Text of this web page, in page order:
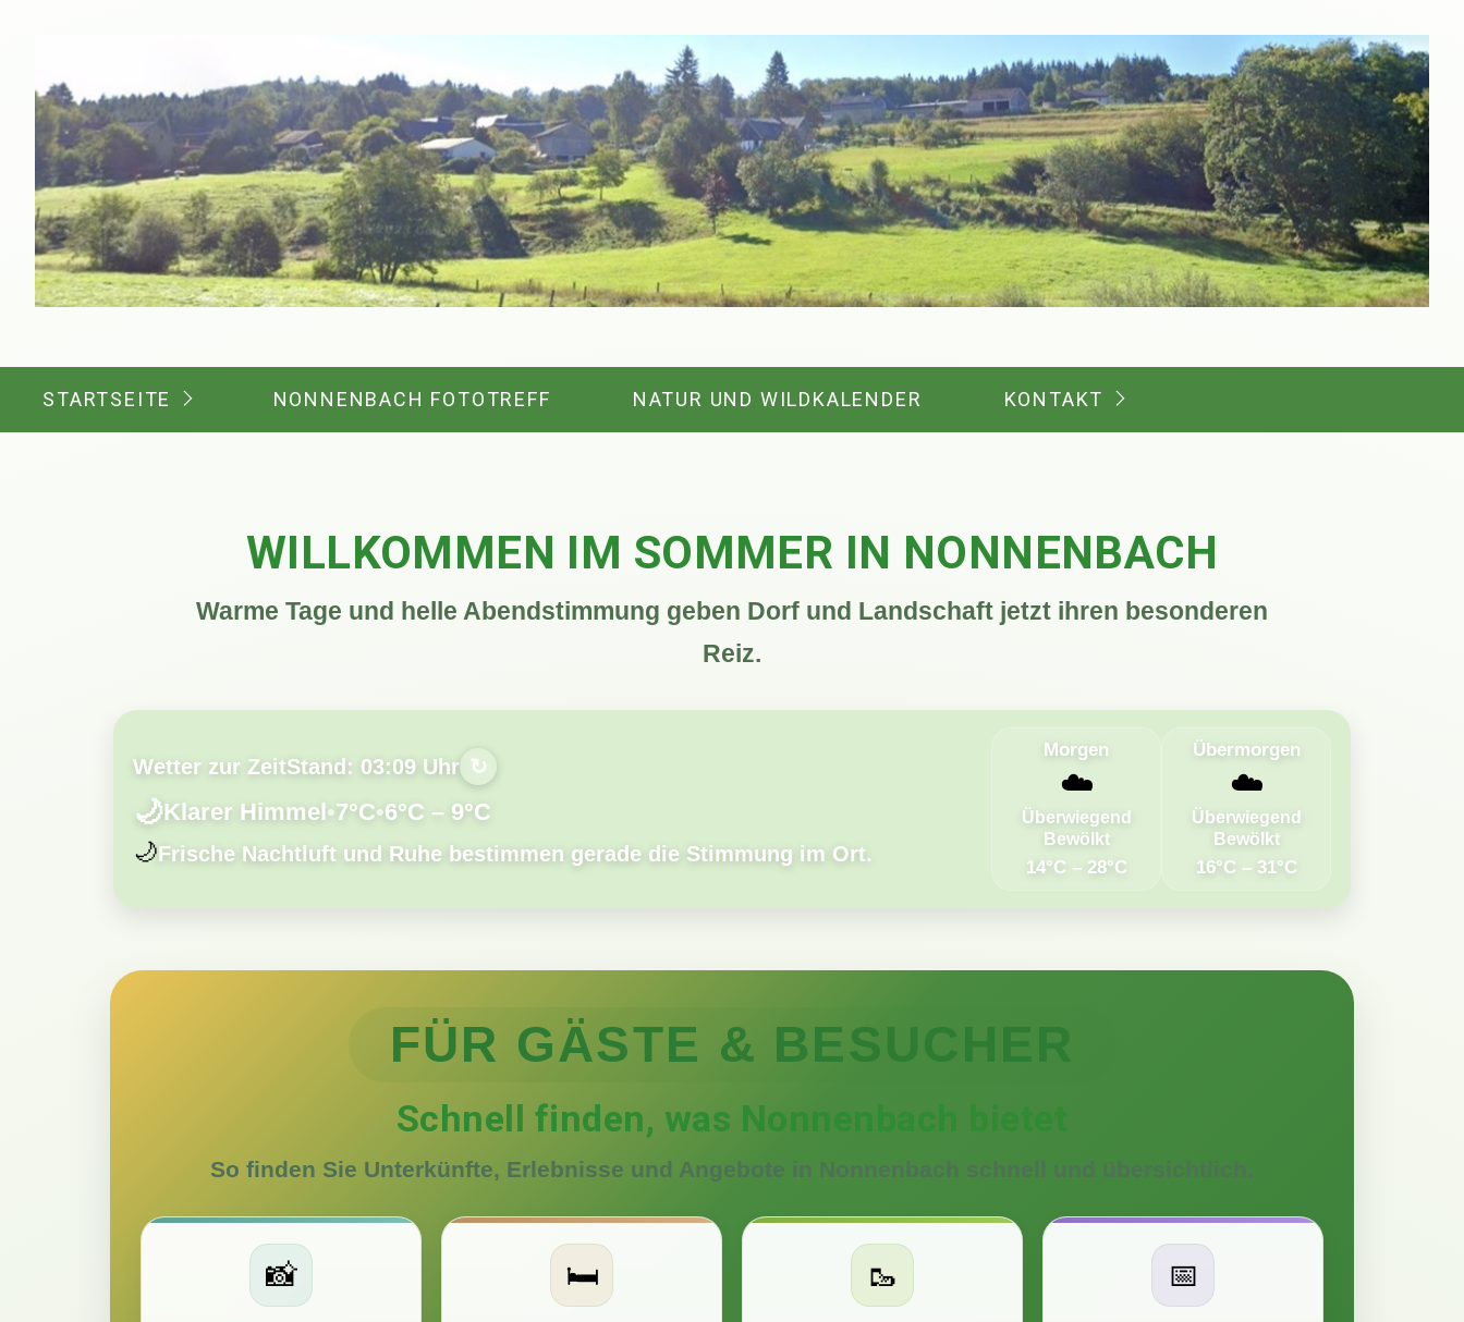
STARTSEITE NONNENBACH FOTOTREFF NATUR UND WILDKALENDER KONTAKT
WILLKOMMEN IM SOMMER IN NONNENBACH
Warme Tage und helle Abendstimmung geben Dorf und Landschaft jetzt ihren besonderen
Reiz.
Wetter zur ZeitStand: 03:09 Uhr ↻
🌙Klarer Himmel•7°C•6°C – 9°C
🌙Frische Nachtluft und Ruhe bestimmen gerade die Stimmung im Ort.
Morgen
☁️
Überwiegend
Bewölkt
14°C – 28°C
Übermorgen
☁️
Überwiegend
Bewölkt
16°C – 31°C
FÜR GÄSTE & BESUCHER
Schnell finden, was Nonnenbach bietet
So finden Sie Unterkünfte, Erlebnisse und Angebote in Nonnenbach schnell und übersichtlich.
📸 🛏️ 🥾 📅